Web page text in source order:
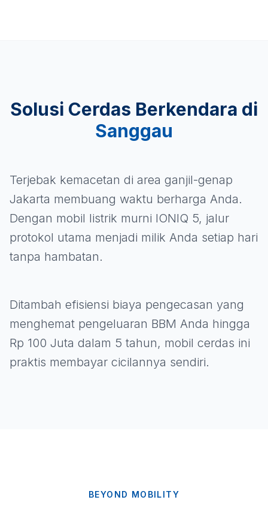
Solusi Cerdas Berkendara di
Sanggau
Terjebak kemacetan di area ganjil-genap
Jakarta membuang waktu berharga Anda.
Dengan mobil listrik murni IONIQ 5, jalur
protokol utama menjadi milik Anda setiap hari
tanpa hambatan.
Ditambah efisiensi biaya pengecasan yang
menghemat pengeluaran BBM Anda hingga
Rp 100 Juta dalam 5 tahun, mobil cerdas ini
praktis membayar cicilannya sendiri.
BEYOND MOBILITY